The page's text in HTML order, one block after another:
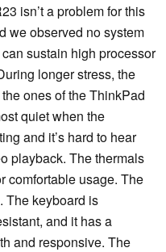
isn’t a problem for this
we observed no system
sustain high processor
longer stress, the
ones of the ThinkPad
quiet when the
and it’s hard to hear
playback. The thermals
comfortable usage. The
The keyboard is
and it has a
and responsive. The